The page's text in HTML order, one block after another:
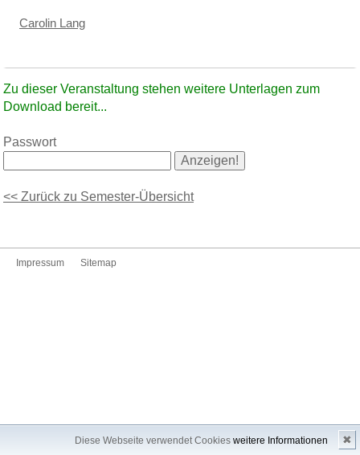
Diese Webseite verwendet Cookies weitere Informationen ✖
Carolin Lang
Zu dieser Veranstaltung stehen weitere Unterlagen zum
Download bereit...
Passwort
<< Zurück zu Semester-Übersicht
Impressum Sitemap